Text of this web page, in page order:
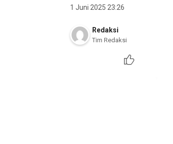
1 Juni 2025 23:26
Redaksi
Tim Redaksi